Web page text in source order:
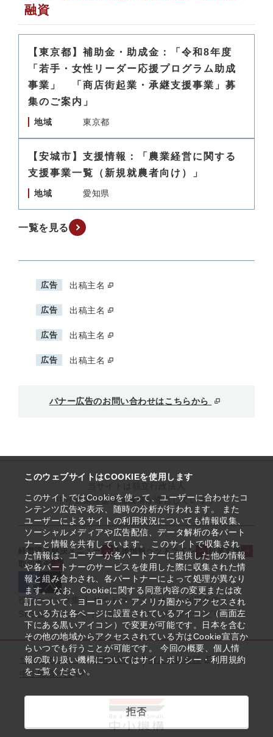
このウェブサイトはCOOKIEを使用します
このサイトではCookieを使って、ユーザーに合わせたコ
ンテンツ広告や表示、随時の分析が行われます。 また
ユーザーによるサイトの利用状況についても情報収集、
ソーシャルメディアや広告配信、データ解析の各パート
ナーと情報を共有しています。 このサイトで収集され
た情報は、ユーザーが各パートナーに提供した他の情報
や各パートナーのサービスを使用した際に収集された情
報と組み合わされ、各パートナーによって処理が異なり
ます。 なお、Cookieに関する同意内容の変更または改
訂について、ヨーロッパ・アメリカ圏からアクセスされ
ている方は各ページに設置されているアイコン（画面左
下にある黒いアイコン）で変更が可能です。日本を含む
その他の地域からアクセスされている方はCookie宣言か
らいつでも行うことが可能です。 今回の概要、個人情
報の取り扱い機構についてはサイトポリシー・利用規約
をご覧ください。
拒否
融資
【東京都】補助金・助成金：「令和8年度
「若手・女性リーダー応援プログラム助成
事業」 「商店街起業・承継支援事業」募
集のご案内」
地域 東京都
【安城市】支援情報：「農業経営に関する
支援事業一覧（新規就農者向け）」
地域 愛知県
一覧を見る
広告 出稿主名
広告 出稿主名
広告 出稿主名
広告 出稿主名
バナー広告のお問い合わせはこちらから
中小企業基盤整備機構が運営しています
経営課題解決メニュー 支援情報ヘッドライン
起業支援
取組事例
役立つリンク集 サイトマップ
サイト利用条件
SNS公式アカウント一覧
ウェブアクセシビリティ
サイトポリシー・利用規約
個人情報保護
中小機構とは